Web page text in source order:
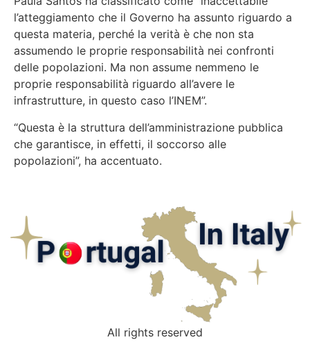
l’atteggiamento che il Governo ha assunto riguardo a
questa materia, perché la verità è che non sta
assumendo le proprie responsabilità nei confronti
delle popolazioni. Ma non assume nemmeno le
proprie responsabilità riguardo all’avere le
infrastrutture, in questo caso l’INEM”.
“Questa è la struttura dell’amministrazione pubblica
che garantisce, in effetti, il soccorso alle
popolazioni”, ha accentuato.
All rights reserved